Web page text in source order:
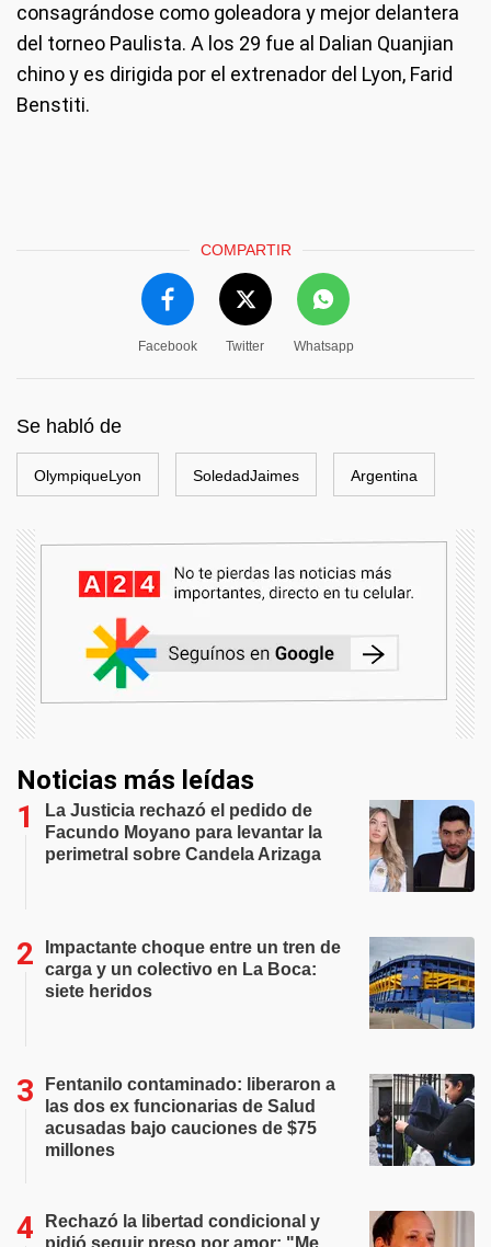
consagrándose como goleadora y mejor delantera
del torneo Paulista. A los 29 fue al Dalian Quanjian
chino y es dirigida por el extrenador del Lyon, Farid
Benstiti.
COMPARTIR
Facebook Twitter Whatsapp
Se habló de
OlympiqueLyon SoledadJaimes Argentina
Noticias más leídas
La Justicia rechazó el pedido de
Facundo Moyano para levantar la
perimetral sobre Candela Arizaga
Impactante choque entre un tren de
carga y un colectivo en La Boca:
siete heridos
Fentanilo contaminado: liberaron a
las dos ex funcionarias de Salud
acusadas bajo cauciones de $75
millones
Rechazó la libertad condicional y
pidió seguir preso por amor: "Me